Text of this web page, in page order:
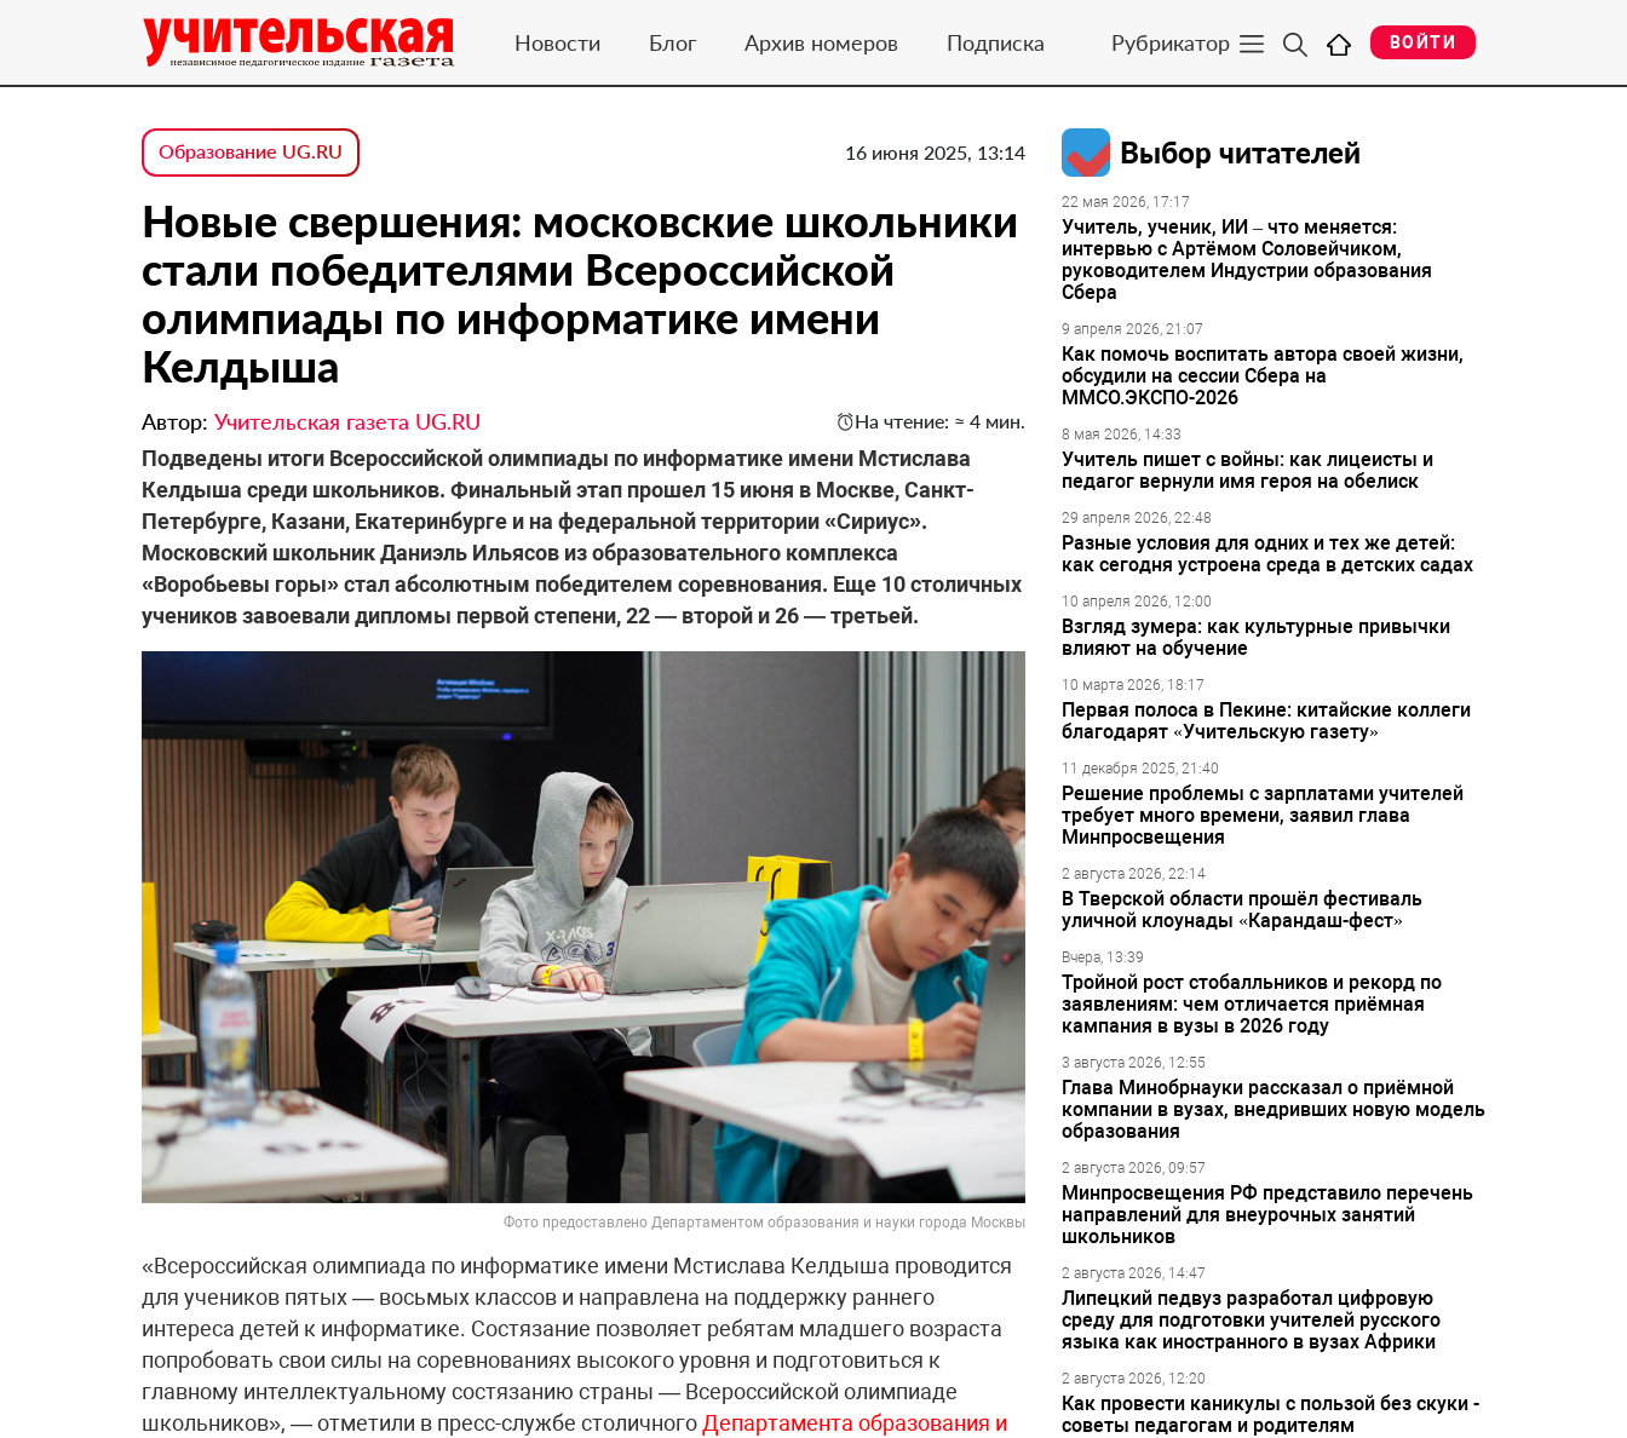
Новости Блог Архив номеров Подписка Рубрикатор ВОЙТИ
Образование UG.RU 16 июня 2025, 13:14
Новые свершения: московские школьники
стали победителями Всероссийской
олимпиады по информатике имени
Келдыша
Автор: Учительская газета UG.RU На чтение: ≈ 4 мин.
Подведены итоги Всероссийской олимпиады по информатике имени Мстислава
Келдыша среди школьников. Финальный этап прошел 15 июня в Москве, Санкт-
Петербурге, Казани, Екатеринбурге и на федеральной территории «Сириус».
Московский школьник Даниэль Ильясов из образовательного комплекса
«Воробьевы горы» стал абсолютным победителем соревнования. Еще 10 столичных
учеников завоевали дипломы первой степени, 22 — второй и 26 — третьей.
Фото предоставлено Департаментом образования и науки города Москвы
«Всероссийская олимпиада по информатике имени Мстислава Келдыша проводится
для учеников пятых — восьмых классов и направлена на поддержку раннего
интереса детей к информатике. Состязание позволяет ребятам младшего возраста
попробовать свои силы на соревнованиях высокого уровня и подготовиться к
главному интеллектуальному состязанию страны — Всероссийской олимпиаде
школьников», — отметили в пресс-службе столичногоДепартамента образования и
Выбор читателей
22 мая 2026, 17:17
Учитель, ученик, ИИ – что меняется:
интервью с Артёмом Соловейчиком,
руководителем Индустрии образования
Сбера
9 апреля 2026, 21:07
Как помочь воспитать автора своей жизни,
обсудили на сессии Сбера на
ММСО.ЭКСПО-2026
8 мая 2026, 14:33
Учитель пишет с войны: как лицеисты и
педагог вернули имя героя на обелиск
29 апреля 2026, 22:48
Разные условия для одних и тех же детей:
как сегодня устроена среда в детских садах
10 апреля 2026, 12:00
Взгляд зумера: как культурные привычки
влияют на обучение
10 марта 2026, 18:17
Первая полоса в Пекине: китайские коллеги
благодарят «Учительскую газету»
11 декабря 2025, 21:40
Решение проблемы с зарплатами учителей
требует много времени, заявил глава
Минпросвещения
2 августа 2026, 22:14
В Тверской области прошёл фестиваль
уличной клоунады «Карандаш-фест»
Вчера, 13:39
Тройной рост стобалльников и рекорд по
заявлениям: чем отличается приёмная
кампания в вузы в 2026 году
3 августа 2026, 12:55
Глава Минобрнауки рассказал о приёмной
компании в вузах, внедривших новую модель
образования
2 августа 2026, 09:57
Минпросвещения РФ представило перечень
направлений для внеурочных занятий
школьников
2 августа 2026, 14:47
Липецкий педвуз разработал цифровую
среду для подготовки учителей русского
языка как иностранного в вузах Африки
2 августа 2026, 12:20
Как провести каникулы с пользой без скуки -
советы педагогам и родителям